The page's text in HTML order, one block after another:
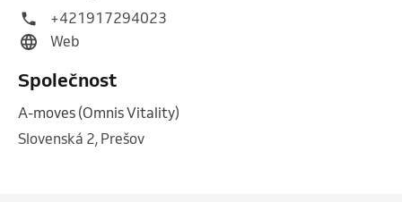
+421917294023
Web
Společnost
A-moves (Omnis Vitality)
Slovenská 2, Prešov